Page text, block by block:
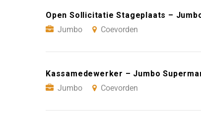
Open Sollicitatie Stageplaats –
Jumbo
Coevorden
Kassamedewerker – Jumbo
Jumbo
Coevorden